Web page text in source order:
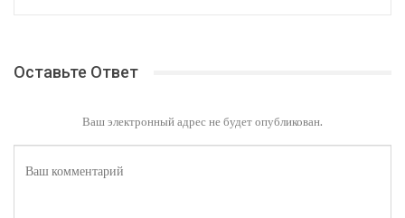
Оставьте Ответ
Ваш электронный адрес не будет опубликован.